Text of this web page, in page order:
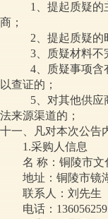
1、提起质疑
商；
2、提起质疑的
3、质疑材料不
4、质疑事项含
以查证的；
5、对其他供
法来源渠道的；
十一、凡对本次公告
1.采购人信息
名 称： 铜陵市文
地址：铜陵市镜
联系人：刘先生
电话：